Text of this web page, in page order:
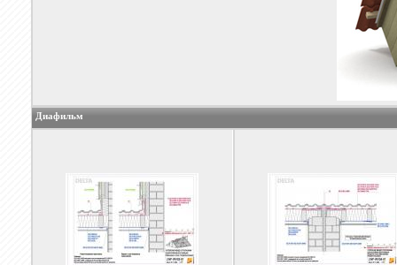
Диафильм